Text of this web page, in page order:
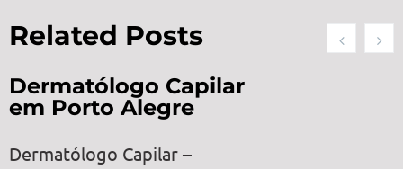
Related Posts
Dermatólogo Capilar
em Porto Alegre
Dermatólogo Capilar –